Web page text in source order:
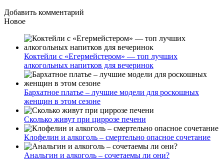
Добавить комментарий
Новое
Коктейли с «Егермейстером» — топ лучших
алкогольных напитков для вечеринок
Бархатное платье – лучшие модели для роскошных
женщин в этом сезоне
Сколько живут при циррозе печени
Клофелин и алкоголь – смертельно опасное сочетание
Анальгин и алкоголь – сочетаемы ли они?